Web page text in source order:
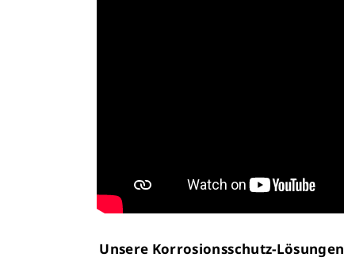
Unsere Korrosionsschutz-Lösungen